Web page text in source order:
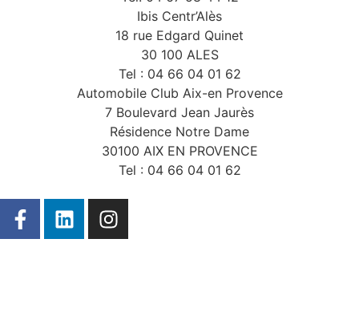
Ibis Centr’Alès
18 rue Edgard Quinet
30 100 ALES
Tel : 04 66 04 01 62
Automobile Club Aix-en Provence
7 Boulevard Jean Jaurès
Résidence Notre Dame
30100 AIX EN PROVENCE
Tel : 04 66 04 01 62